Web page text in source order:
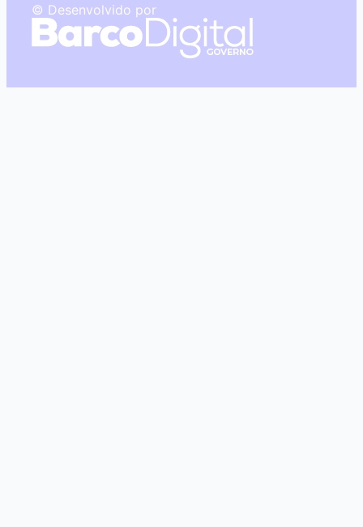
© Desenvolvido por